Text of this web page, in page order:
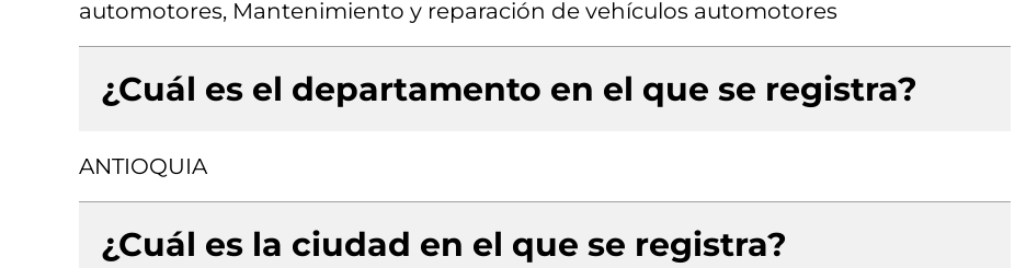
automotores, Mantenimiento y reparación de vehículos automotores
¿Cuál es el departamento en el que se registra?
ANTIOQUIA
¿Cuál es la ciudad en el que se registra?